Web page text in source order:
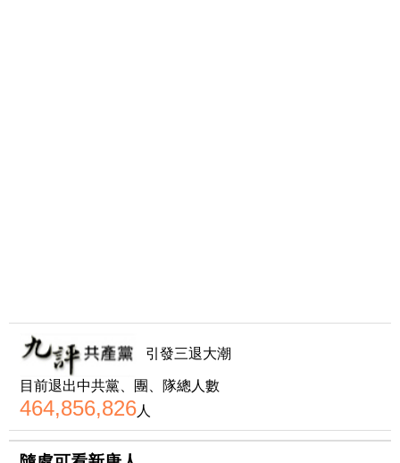
引發三退大潮
目前退出中共黨、團、隊總人數
464,856,826人